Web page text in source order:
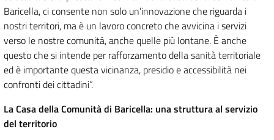
Baricella, ci consente non solo un’innovazione che riguarda i
nostri territori, ma è un lavoro concreto che avvicina i servizi
verso le nostre comunità, anche quelle più lontane. È anche
questo che si intende per rafforzamento della sanità territoriale
ed è importante questa vicinanza, presidio e accessibilità nei
confronti dei cittadini”.
La Casa della Comunità di Baricella: una struttura al servizio
del territorio